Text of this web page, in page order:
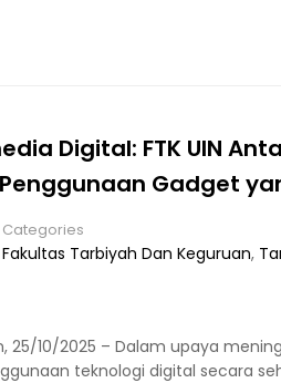
Digital: FTK UIN
Gadget
Categories
Fakultas Tarbiyah Dan Keguruan,
25/10/2025 – Dalam upaya
teknologi digital secara